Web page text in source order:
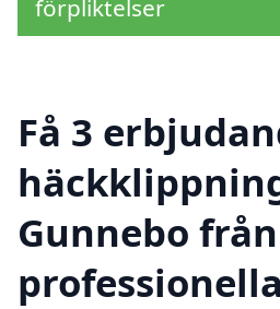
förpliktelser
Få 3
Gunnebo från